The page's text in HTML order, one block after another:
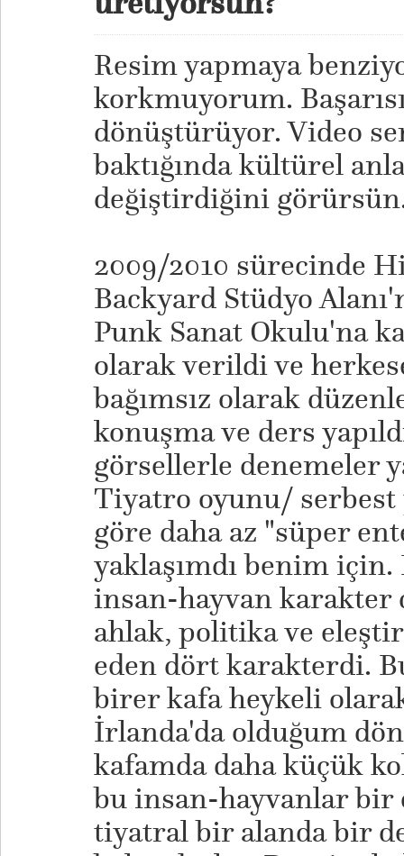
Resim yapmaya
korkmuyorum.
dönüştürüyor. Video
baktığında kültürel
değiştirdiğini
2009/2010 sürecinde
Backyard Stüdyo
Punk Sanat Okulu'na
olarak verildi ve
bağımsız olarak
konuşma ve ders
görsellerle denemeler
Tiyatro oyunu/
göre daha az "süper
yaklaşımdı benim
insan-hayvan
ahlak, politika ve
eden dört karakterdi.
birer kafa heykeli
İrlanda'da olduğum
kafamda daha küçük
bu insan-hayvanlar bir
tiyatral bir alanda bir